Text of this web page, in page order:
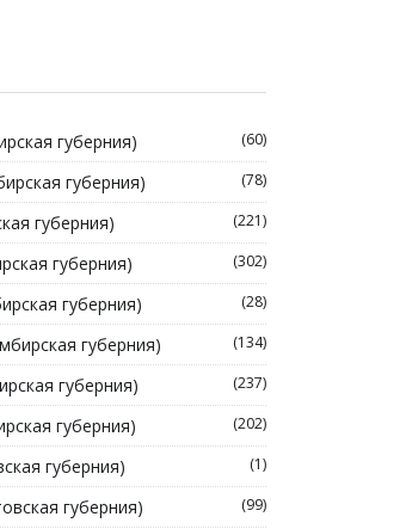
губерния) (60)
губерния) (78)
губерния) (221)
губерния) (302)
губерния) (28)
губерния) (134)
губерния) (237)
губерния) (202)
губерния) (1)
губерния) (99)